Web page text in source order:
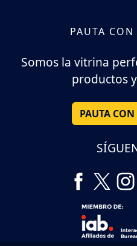
PAUTA
Somos la vitrina
productos
PAUTA